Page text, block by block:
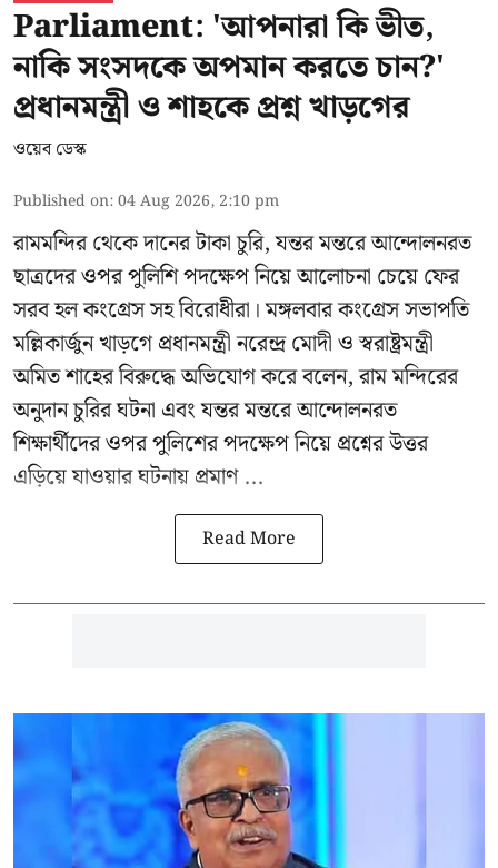
Parliament: 'আপনারা কি ভীত,
নাকি সংসদকে অপমান করতে চান?'
প্রধানমন্ত্রী ও শাহকে প্রশ্ন খাড়গের
ওয়েব ডেস্ক
Published on:04 Aug 2026, 2:10 pm
রামমন্দির থেকে দানের টাকা চুরি, যন্তর মন্তরে আন্দোলনরত
ছাত্রদের ওপর পুলিশি পদক্ষেপ নিয়ে আলোচনা চেয়ে ফের
সরব হল কংগ্রেস সহ বিরোধীরা। মঙ্গলবার কংগ্রেস সভাপতি
মল্লিকার্জুন খাড়গে প্রধানমন্ত্রী নরেন্দ্র মোদী ও স্বরাষ্ট্রমন্ত্রী
অমিত শাহের বিরুদ্ধে অভিযোগ করে বলেন, রাম মন্দিরের
অনুদান চুরির ঘটনা এবং যন্তর মন্তরে আন্দোলনরত
শিক্ষার্থীদের ওপর পুলিশের পদক্ষেপ নিয়ে প্রশ্নের উত্তর
এড়িয়ে যাওয়ার ঘটনায় প্রমাণ ...
Read More